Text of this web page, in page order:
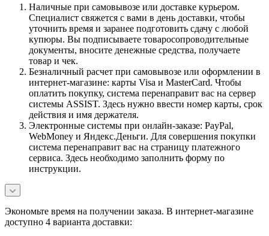
Наличные при самовывозе или доставке курьером.
Специалист свяжется с вами в день доставки, чтобы
уточнить время и заранее подготовить сдачу с любой
купюры. Вы подписываете товаросопроводительные
документы, вносите денежные средства, получаете
товар и чек.
Безналичный расчет при самовывозе или оформлении в
интернет-магазине: карты Visa и MasterCard. Чтобы
оплатить покупку, система перенаправит вас на сервер
системы ASSIST. Здесь нужно ввести номер карты, срок
действия и имя держателя.
Электронные системы при онлайн-заказе: PayPal,
WebMoney и Яндекс.Деньги. Для совершения покупки
система перенаправит вас на страницу платежного
сервиса. Здесь необходимо заполнить форму по
инструкции.
Экономьте время на получении заказа. В интернет-магазине
доступно 4 варианта доставки: